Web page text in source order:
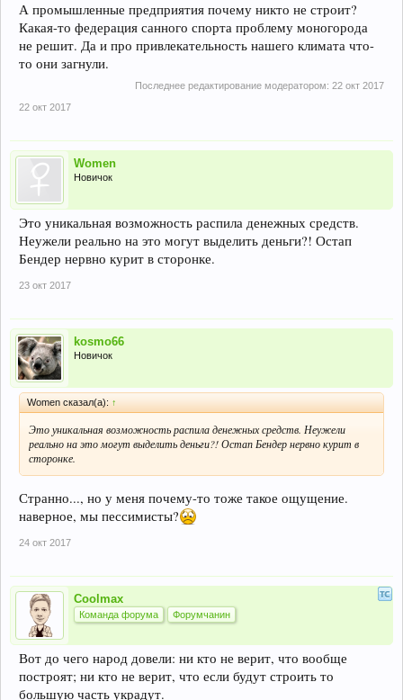
А промышленные предприятия почему никто не строит?
Какая-то федерация санного спорта проблему моногорода
не решит. Да и про привлекательность нашего климата что-
то они загнули.
Последнее редактирование модератором: 22 окт 2017
22 окт 2017
Women
Новичок
Это уникальная возможность распила денежных средств.
Неужели реально на это могут выделить деньги?! Остап
Бендер нервно курит в сторонке.
23 окт 2017
kosmo66
Новичок
Women сказал(а): ↑
Это уникальная возможность распила денежных средств. Неужели
реально на это могут выделить деньги?! Остап Бендер нервно курит в
сторонке.
Странно..., но у меня почему-то тоже такое ощущение.
наверное, мы пессимисты?
24 окт 2017
Coolmax
Команда форума Форумчанин
Вот до чего народ довели: ни кто не верит, что вообще
построят; ни кто не верит, что если будут строить то
большую часть украдут.